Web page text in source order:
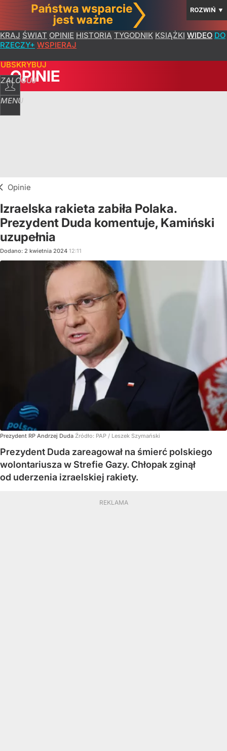
ROZWIŃ ▼
KRAJ ŚWIAT OPINIE HISTORIA TYGODNIK KSIĄŻKI WIDEO DO
RZECZY+ WSPIERAJ
ZALOGUJ
MENU
OPINIE
Opinie
Izraelska rakieta zabiła Polaka.
Prezydent Duda komentuje, Kamiński
uzupełnia
Dodano: 2 kwietnia 2024 12:11
Prezydent RP Andrzej Duda Źródło: PAP / Leszek Szymański
Prezydent Duda zareagował na śmierć polskiego
wolontariusza w Strefie Gazy. Chłopak zginął
od uderzenia izraelskiej rakiety.